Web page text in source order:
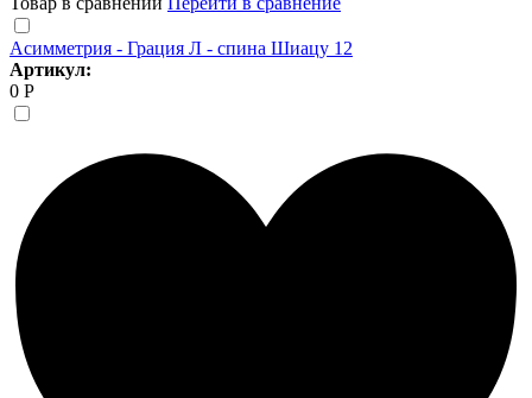
Асимметрия - Грация Л - спина Шиацу 12
Артикул:
0 Р